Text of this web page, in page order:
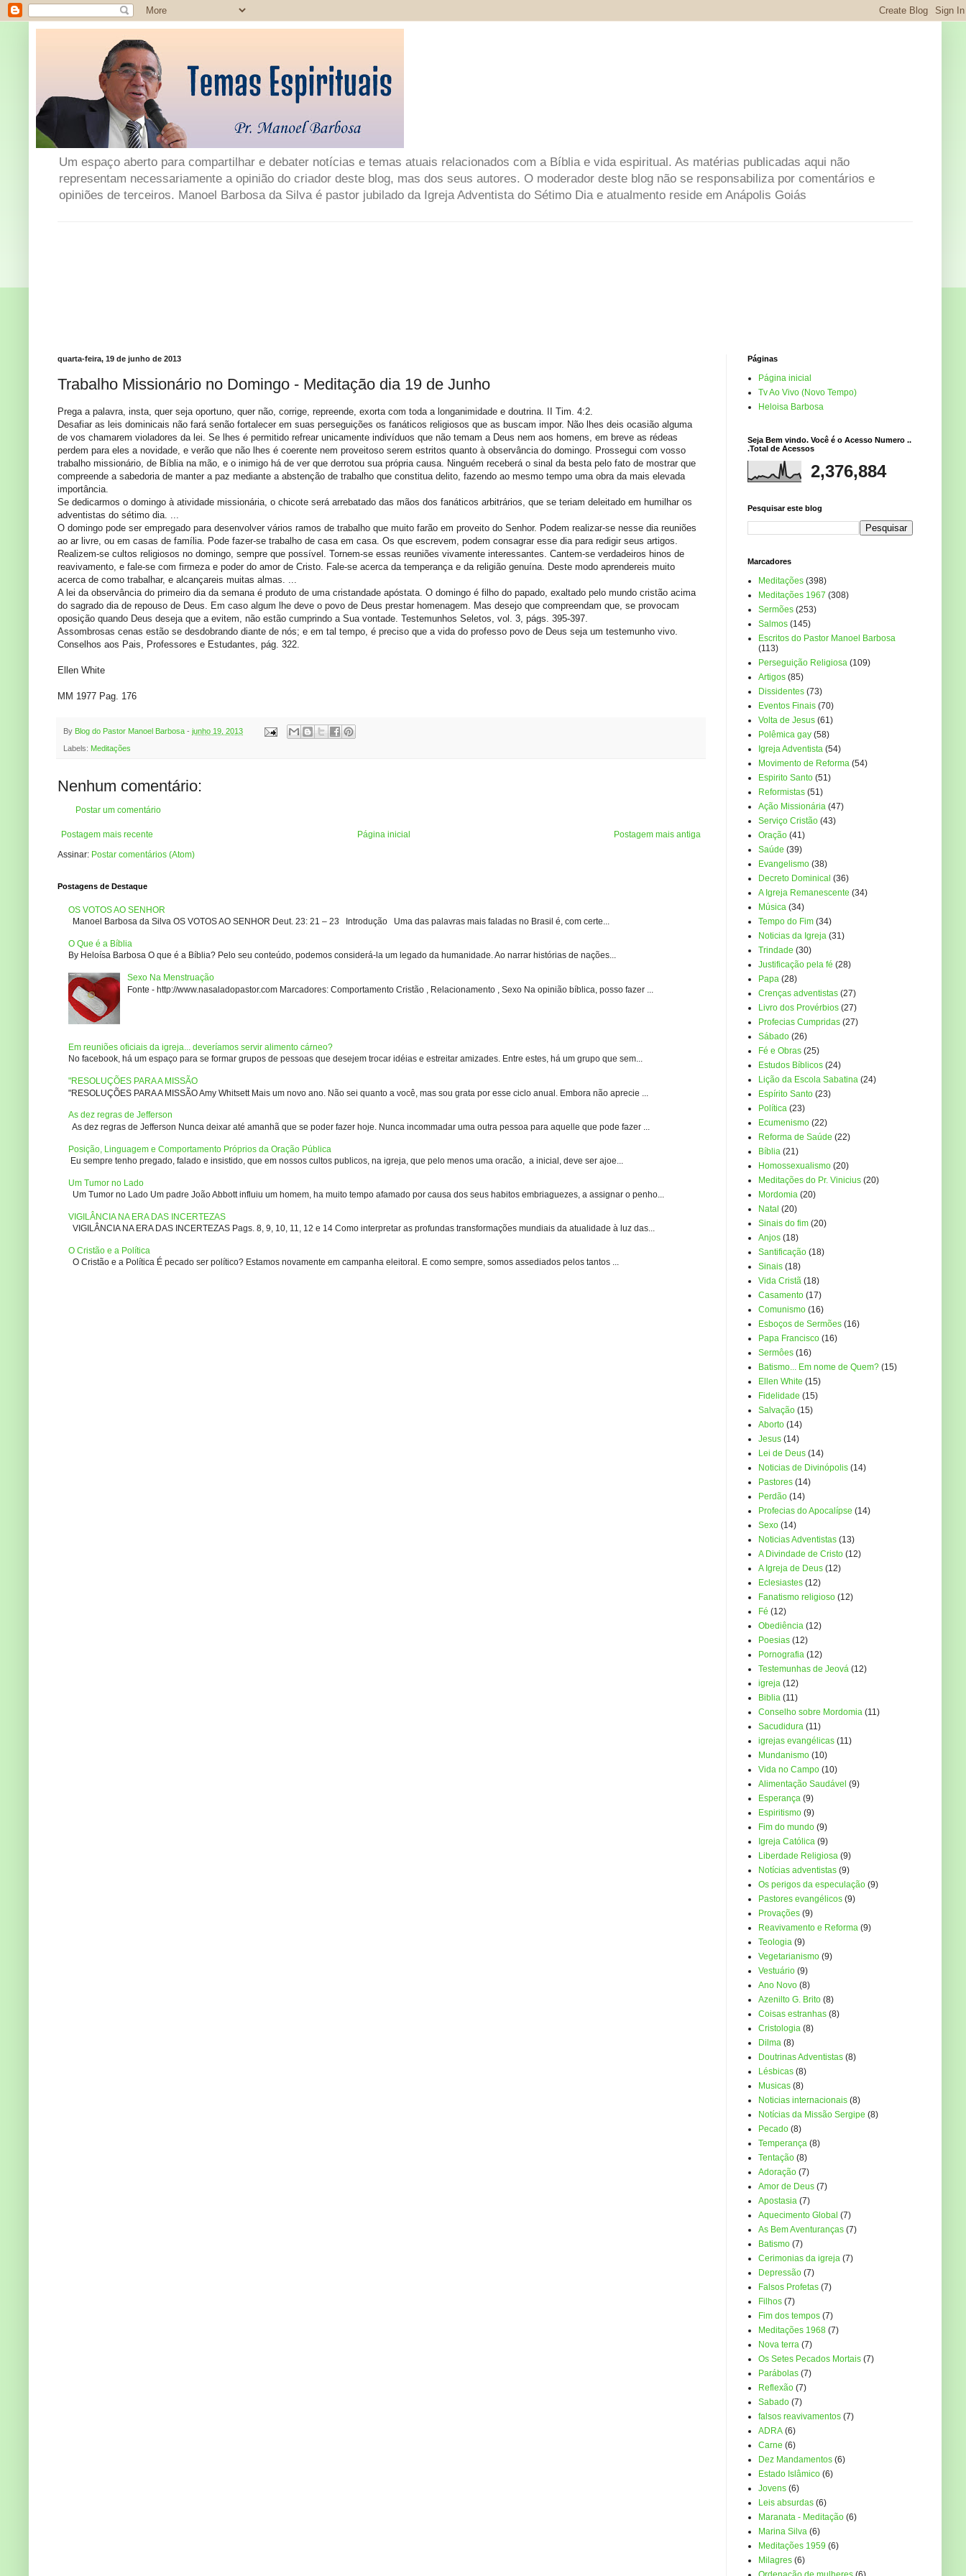
Um espaço aberto para compartilhar e debater notícias e temas atuais relacionados com a Bíblia e vida espiritual. As matérias publicadas aqui não
representam necessariamente a opinião do criador deste blog, mas dos seus autores. O moderador deste blog não se responsabiliza por comentários e
opiniões de terceiros. Manoel Barbosa da Silva é pastor jubilado da Igreja Adventista do Sétimo Dia e atualmento reside em Anápolis Goiás
quarta-feira, 19 de junho de 2013
Trabalho Missionário no Domingo - Meditação dia 19 de Junho
Prega a palavra, insta, quer seja oportuno, quer não, corrige, repreende, exorta com toda a longanimidade e doutrina. II Tim. 4:2.
Desafiar as leis dominicais não fará senão fortalecer em suas perseguições os fanáticos religiosos que as buscam impor. Não lhes deis ocasião alguma
de vos chamarem violadores da lei. Se lhes é permitido refrear unicamente indivíduos que não temam a Deus nem aos homens, em breve as rédeas
perdem para eles a novidade, e verão que não lhes é coerente nem proveitoso serem estritos quanto à observância do domingo. Prossegui com vosso
trabalho missionário, de Bíblia na mão, e o inimigo há de ver que derrotou sua própria causa. Ninguém receberá o sinal da besta pelo fato de mostrar que
compreende a sabedoria de manter a paz mediante a abstenção de trabalho que constitua delito, fazendo ao mesmo tempo uma obra da mais elevada
importância.
Se dedicarmos o domingo à atividade missionária, o chicote será arrebatado das mãos dos fanáticos arbitrários, que se teriam deleitado em humilhar os
adventistas do sétimo dia. ...
O domingo pode ser empregado para desenvolver vários ramos de trabalho que muito farão em proveito do Senhor. Podem realizar-se nesse dia reuniões
ao ar livre, ou em casas de família. Pode fazer-se trabalho de casa em casa. Os que escrevem, podem consagrar esse dia para redigir seus artigos.
Realizem-se cultos religiosos no domingo, sempre que possível. Tornem-se essas reuniões vivamente interessantes. Cantem-se verdadeiros hinos de
reavivamento, e fale-se com firmeza e poder do amor de Cristo. Fale-se acerca da temperança e da religião genuína. Deste modo aprendereis muito
acerca de como trabalhar, e alcançareis muitas almas. ...
A lei da observância do primeiro dia da semana é produto de uma cristandade apóstata. O domingo é filho do papado, exaltado pelo mundo cristão acima
do sagrado dia de repouso de Deus. Em caso algum lhe deve o povo de Deus prestar homenagem. Mas desejo que compreendam que, se provocam
oposição quando Deus deseja que a evitem, não estão cumprindo a Sua vontade. Testemunhos Seletos, vol. 3, págs. 395-397.
Assombrosas cenas estão se desdobrando diante de nós; e em tal tempo, é preciso que a vida do professo povo de Deus seja um testemunho vivo.
Conselhos aos Pais, Professores e Estudantes, pág. 322.
Ellen White
MM 1977 Pag. 176
By Blog do Pastor Manoel Barbosa - junho 19, 2013
Labels: Meditações
Nenhum comentário:
Postar um comentário
Postagem mais recente Postagem mais antiga
Página inicial
Assinar: Postar comentários (Atom)
Postagens de Destaque
OS VOTOS AO SENHOR
Manoel Barbosa da Silva OS VOTOS AO SENHOR Deut. 23: 21 – 23 Introdução Uma das palavras mais faladas no Brasil é, com certe...
O Que é a Bíblia
By Heloísa Barbosa O que é a Bíblia? Pelo seu conteúdo, podemos considerá-la um legado da humanidade. Ao narrar histórias de nações...
Sexo Na Menstruação
Fonte - http://www.nasaladopastor.com Marcadores: Comportamento Cristão , Relacionamento , Sexo Na opinião bíblica, posso fazer ...
Em reuniões oficiais da igreja... deveríamos servir alimento cárneo?
No facebook, há um espaço para se formar grupos de pessoas que desejem trocar idéias e estreitar amizades. Entre estes, há um grupo que sem...
"RESOLUÇÕES PARA A MISSÃO
"RESOLUÇÕES PARA A MISSÃO Amy Whitsett Mais um novo ano. Não sei quanto a você, mas sou grata por esse ciclo anual. Embora não aprecie ...
As dez regras de Jefferson
As dez regras de Jefferson Nunca deixar até amanhã que se poder fazer hoje. Nunca incommadar uma outra pessoa para aquelle que pode fazer ...
Posição, Linguagem e Comportamento Próprios da Oração Pública
Eu sempre tenho pregado, falado e insistido, que em nossos cultos publicos, na igreja, que pelo menos uma oracão, a inicial, deve ser ajoe...
Um Tumor no Lado
Um Tumor no Lado Um padre João Abbott influiu um homem, ha muito tempo afamado por causa dos seus habitos embriaguezes, a assignar o penho...
VIGILÂNCIA NA ERA DAS INCERTEZAS
VIGILÂNCIA NA ERA DAS INCERTEZAS Pags. 8, 9, 10, 11, 12 e 14 Como interpretar as profundas transformações mundiais da atualidade à luz das...
O Cristão e a Política
O Cristão e a Política É pecado ser político? Estamos novamente em campanha eleitoral. E como sempre, somos assediados pelos tantos ...
Páginas
Página inicial
Tv Ao Vivo (Novo Tempo)
Heloisa Barbosa
Seja Bem vindo. Você é o Acesso Numero ..
.Total de Acessos
2,376,884
Pesquisar este blog
Marcadores
Meditações (398)
Meditações 1967 (308)
Sermões (253)
Salmos (145)
Escritos do Pastor Manoel Barbosa
(113)
Perseguição Religiosa (109)
Artigos (85)
Dissidentes (73)
Eventos Finais (70)
Volta de Jesus (61)
Polêmica gay (58)
Igreja Adventista (54)
Movimento de Reforma (54)
Espirito Santo (51)
Reformistas (51)
Ação Missionária (47)
Serviço Cristão (43)
Oração (41)
Saúde (39)
Evangelismo (38)
Decreto Dominical (36)
A Igreja Remanescente (34)
Música (34)
Tempo do Fim (34)
Noticias da Igreja (31)
Trindade (30)
Justificação pela fé (28)
Papa (28)
Crenças adventistas (27)
Livro dos Provérbios (27)
Profecias Cumpridas (27)
Sábado (26)
Fé e Obras (25)
Estudos Bíblicos (24)
Lição da Escola Sabatina (24)
Espírito Santo (23)
Política (23)
Ecumenismo (22)
Reforma de Saúde (22)
Bíblia (21)
Homossexualismo (20)
Meditações do Pr. Vinicius (20)
Mordomia (20)
Natal (20)
Sinais do fim (20)
Anjos (18)
Santificação (18)
Sinais (18)
Vida Cristã (18)
Casamento (17)
Comunismo (16)
Esboços de Sermões (16)
Papa Francisco (16)
Sermôes (16)
Batismo... Em nome de Quem? (15)
Ellen White (15)
Fidelidade (15)
Salvação (15)
Aborto (14)
Jesus (14)
Lei de Deus (14)
Noticias de Divinópolis (14)
Pastores (14)
Perdão (14)
Profecias do Apocalípse (14)
Sexo (14)
Noticias Adventistas (13)
A Divindade de Cristo (12)
A Igreja de Deus (12)
Eclesiastes (12)
Fanatismo religioso (12)
Fé (12)
Obediência (12)
Poesias (12)
Pornografia (12)
Testemunhas de Jeová (12)
igreja (12)
Biblia (11)
Conselho sobre Mordomia (11)
Sacudidura (11)
igrejas evangélicas (11)
Mundanismo (10)
Vida no Campo (10)
Alimentação Saudável (9)
Esperança (9)
Espiritismo (9)
Fim do mundo (9)
Igreja Católica (9)
Liberdade Religiosa (9)
Notícias adventistas (9)
Os perigos da especulação (9)
Pastores evangélicos (9)
Provações (9)
Reavivamento e Reforma (9)
Teologia (9)
Vegetarianismo (9)
Vestuário (9)
Ano Novo (8)
Azenilto G. Brito (8)
Coisas estranhas (8)
Cristologia (8)
Dilma (8)
Doutrinas Adventistas (8)
Lésbicas (8)
Musicas (8)
Noticias internacionais (8)
Notícias da Missão Sergipe (8)
Pecado (8)
Temperança (8)
Tentação (8)
Adoração (7)
Amor de Deus (7)
Apostasia (7)
Aquecimento Global (7)
As Bem Aventuranças (7)
Batismo (7)
Cerimonias da igreja (7)
Depressão (7)
Falsos Profetas (7)
Filhos (7)
Fim dos tempos (7)
Meditações 1968 (7)
Nova terra (7)
Os Setes Pecados Mortais (7)
Parábolas (7)
Reflexão (7)
Sabado (7)
falsos reavivamentos (7)
ADRA (6)
Carne (6)
Dez Mandamentos (6)
Estado Islâmico (6)
Jovens (6)
Leis absurdas (6)
Maranata - Meditação (6)
Marina Silva (6)
Meditações 1959 (6)
Milagres (6)